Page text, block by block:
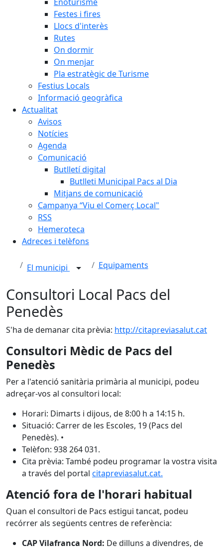
Festes i fires
Llocs d'interès
Rutes
On dormir
On menjar
Pla estratègic de Turisme
Festius Locals
Informació geogràfica
Actualitat
Avisos
Notícies
Agenda
Comunicació
Butlletí digital
Butlleti Municipal Pacs al Dia
Mitjans de comunicació
Campanya “Viu el Comerç Local"
RSS
Hemeroteca
Adreces i telèfons
El municipi Equipaments
Consultori Local Pacs del
Penedès
S'ha de demanar cita prèvia: http://citapreviasalut.cat
Consultori Mèdic de Pacs del
Penedès
Per a l'atenció sanitària primària al municipi, podeu
adreçar-vos al consultori local:
Horari: Dimarts i dijous, de 8:00 h a 14:15 h.
Situació: Carrer de les Escoles, 19 (Pacs del
Penedès). •
Telèfon: 938 264 031.
Cita prèvia: També podeu programar la vostra visita
a través del portal citapreviasalut.cat.
Atenció fora de l'horari habitual
Quan el consultori de Pacs estigui tancat, podeu
recórrer als següents centres de referència:
CAP Vilafranca Nord: De dilluns a divendres, de